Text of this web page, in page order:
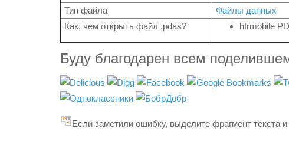
Тип файла
Файлы данных
Как, чем открыть файл .pdas?
hfrmobile
Буду благодарен всем
Если заметили ошибку, выделите фрагмент текста